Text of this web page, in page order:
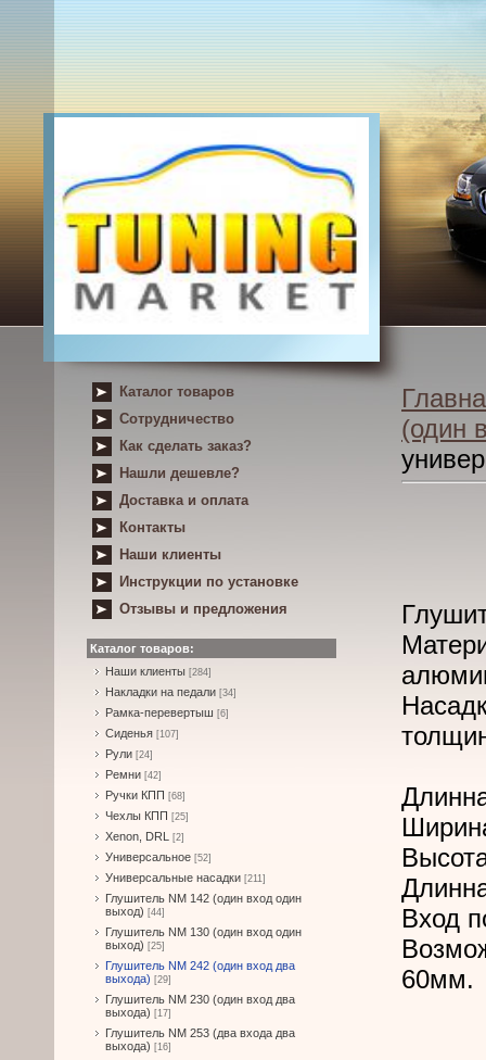
Каталог товаров
Сотрудничество
Как сделать заказ?
Нашли дешевле?
Доставка и оплата
Контакты
Наши клиенты
Инструкции по установке
Отзывы и предложения
Каталог товаров:
Наши клиенты [284]
Накладки на педали [34]
Рамка-перевертыш [6]
Сиденья [107]
Рули [24]
Ремни [42]
Ручки КПП [68]
Чехлы КПП [25]
Xenon, DRL [2]
Универсальное [52]
Универсальные насадки [211]
Глушитель NM 142 (один вход один
выход) [44]
Глушитель NM 130 (один вход один
выход) [25]
Глушитель NM 242 (один вход два
выхода) [29]
Глушитель NM 230 (один вход два
выхода) [17]
Глушитель NM 253 (два входа два
выхода) [16]
(один
Вход
60мм.